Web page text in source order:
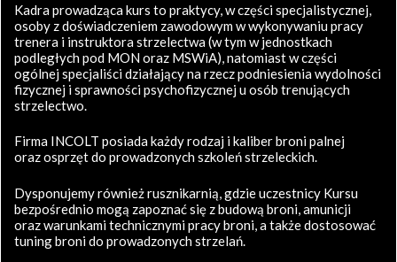
Kadra prowadząca kurs to praktycy, w części specjalistycznej,
osoby z doświadczeniem zawodowym w wykonywaniu pracy
trenera i instruktora strzelectwa (w tym w jednostkach
podległych pod MON oraz MSWiA), natomiast w części
ogólnej specjaliści działający na rzecz podniesienia wydolności
fizycznej i sprawności psychofizycznej u osób trenujących
strzelectwo.
Firma INCOLT posiada każdy rodzaj i kaliber broni palnej
oraz osprzęt do prowadzonych szkoleń strzeleckich.
Dysponujemy również rusznikarnią, gdzie uczestnicy Kursu
bezpośrednio mogą zapoznać się z budową broni, amunicji
oraz warunkami technicznymi pracy broni, a także dostosować
tuning broni do prowadzonych strzelań.